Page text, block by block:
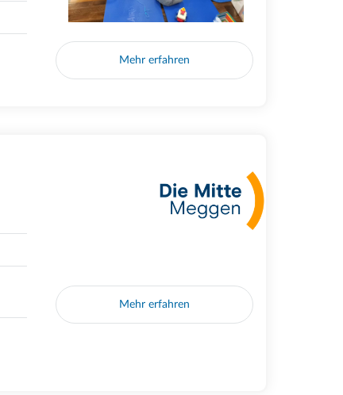
Mehr erfahren
Mehr erfahren